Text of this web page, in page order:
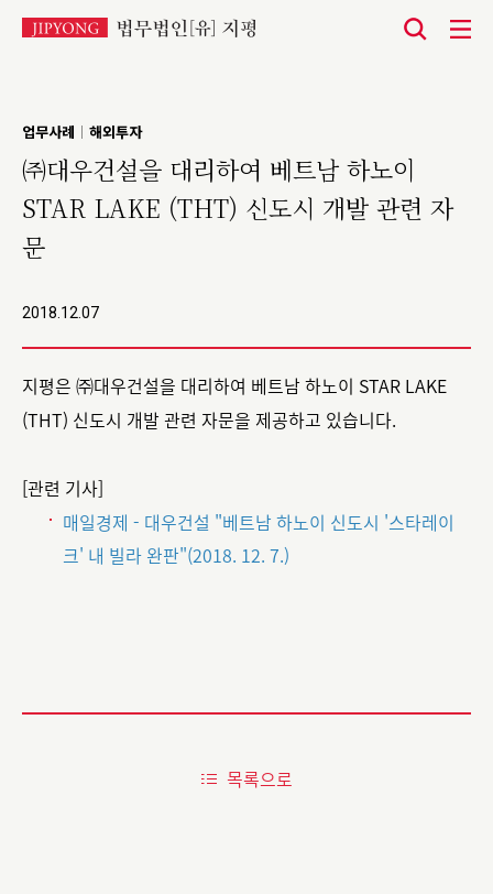
업무사례 | 해외투자
㈜대우건설을 대리하여 베트남 하노이
STAR LAKE (THT) 신도시 개발 관련 자
문
2018.12.07
지평은 ㈜대우건설을 대리하여 베트남 하노이 STAR LAKE
(THT) 신도시 개발 관련 자문을 제공하고 있습니다.
[관련 기사]
매일경제 - 대우건설 "베트남 하노이 신도시 '스타레이
크' 내 빌라 완판"(2018. 12. 7.)
목록으로